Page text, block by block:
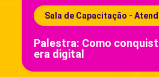
Sala de Capacitação -
Palestra: Como
era digital